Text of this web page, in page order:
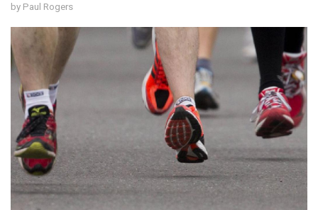
by Paul Rogers